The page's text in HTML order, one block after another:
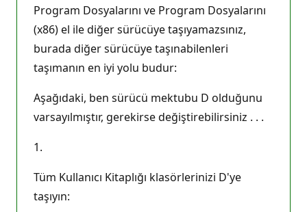
ı
k
p
u
a
n
ı
Program Dosyalarını ve Program Dosyalarını
(x86) el ile diğer sürücüye taşıyamazsınız,
burada diğer sürücüye taşınabilenleri
taşımanın en iyi yolu budur:
Aşağıdaki, ben sürücü mektubu D olduğunu
varsayılmıştır, gerekirse değiştirebilirsiniz . . .
1.
Tüm Kullanıcı Kitaplığı klasörlerinizi D'ye
taşıyın: